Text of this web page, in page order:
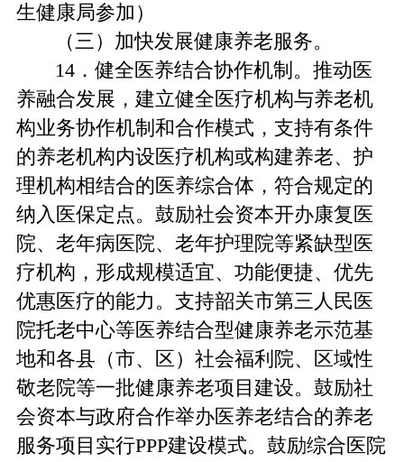
生健康局参加）
（三）加快发展健康养老服务。
14．健全医养结合协作机制。推动医
养融合发展，建立健全医疗机构与养老机
构业务协作机制和合作模式，支持有条件
的养老机构内设医疗机构或构建养老、护
理机构相结合的医养综合体，符合规定的
纳入医保定点。鼓励社会资本开办康复医
院、老年病医院、老年护理院等紧缺型医
疗机构，形成规模适宜、功能便捷、优先
优惠医疗的能力。支持韶关市第三人民医
院托老中心等医养结合型健康养老示范基
地和各县（市、区）社会福利院、区域性
敬老院等一批健康养老项目建设。鼓励社
会资本与政府合作举办医养老结合的养老
服务项目实行PPP建设模式。鼓励综合医院